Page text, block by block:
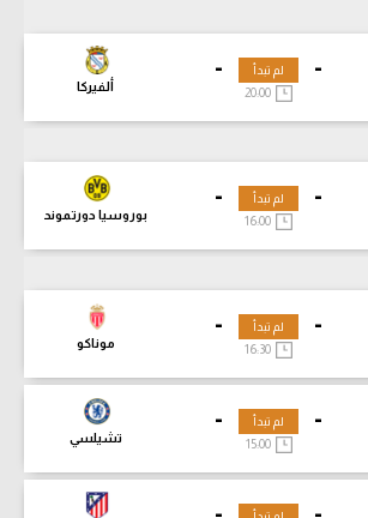
-
-
ألفيركا
لم تبدأ
-
-
بوروسيا دورتموند
لم تبدأ
-
-
موناكو
لم تبدأ
-
-
تشيلسي
لم تبدأ
15:00